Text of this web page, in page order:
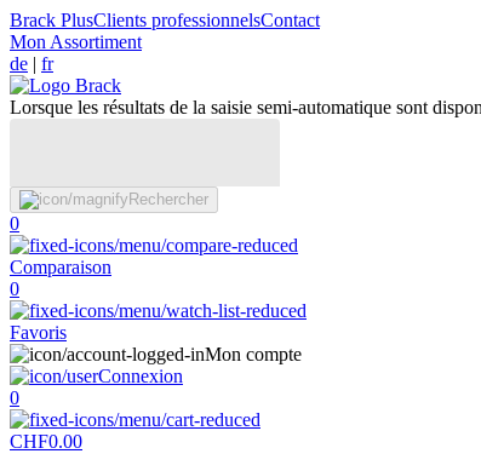
Brack PlusClients professionnelsContact
Mon Assortiment
de | fr
Lorsque les résultats de la saisie semi-automatique sont
Rechercher
0
Comparaison
0
Favoris
Mon compte
Connexion
0
CHF0.00